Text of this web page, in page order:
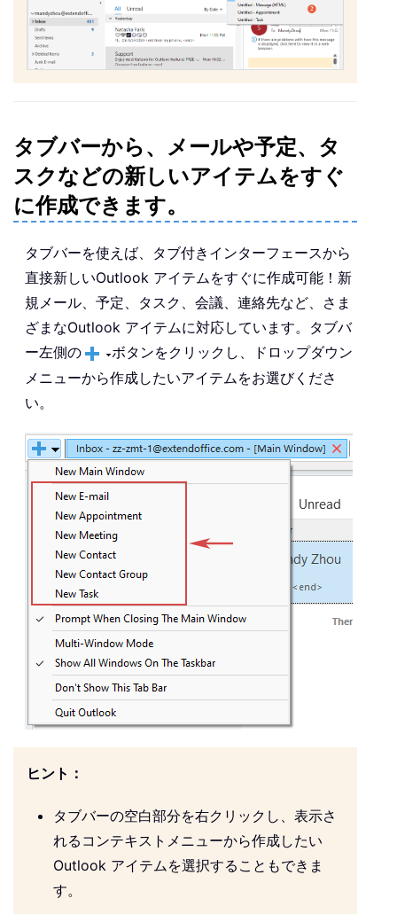
タブバーから、メールや予定、タ
スクなどの新しいアイテムをすぐ
に作成できます。
タブバーを使えば、タブ付きインターフェースから
直接新しいOutlook アイテムをすぐに作成可能！新
規メール、予定、タスク、会議、連絡先など、さま
ざまなOutlook アイテムに対応しています。タブバ
ー左側の
ボタンをクリックし、ドロップダウン
メニューから作成したいアイテムをお選びくださ
い。
ヒント：
タブバーの空白部分を右クリックし、表示さ
れるコンテキストメニューから作成したい
Outlook アイテムを選択することもできま
す。